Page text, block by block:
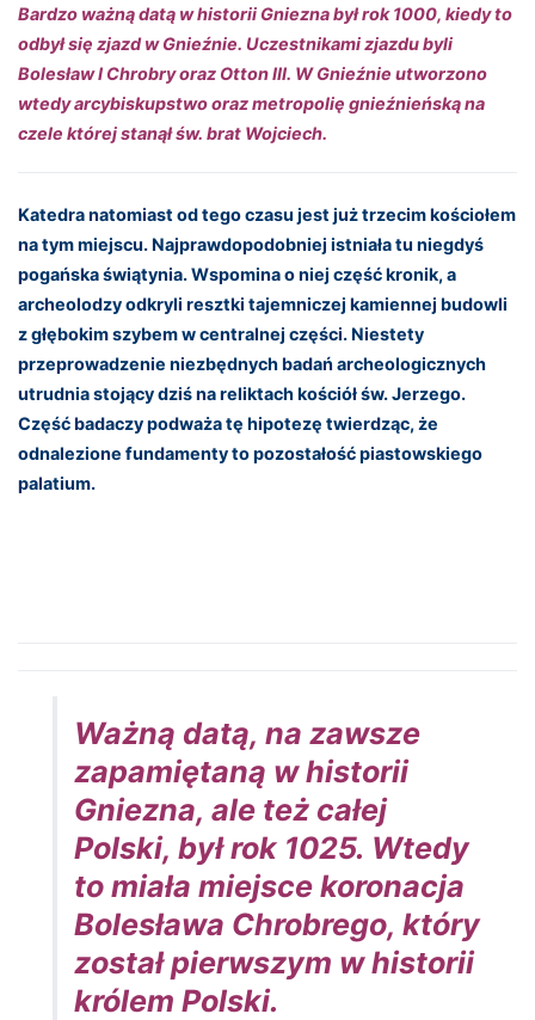
Bardzo ważną datą w historii Gniezna był rok 1000, kiedy to
odbył się zjazd w Gnieźnie. Uczestnikami zjazdu byli
Bolesław I Chrobry oraz Otton III. W Gnieźnie utworzono
wtedy arcybiskupstwo oraz metropolię gnieźnieńską na
czele której stanął św. brat Wojciech.
Katedra natomiast od tego czasu jest już trzecim kościołem
na tym miejscu. Najprawdopodobniej istniała tu niegdyś
pogańska świątynia. Wspomina o niej część kronik, a
archeolodzy odkryli resztki tajemniczej kamiennej budowli
z głębokim szybem w centralnej części. Niestety
przeprowadzenie niezbędnych badań archeologicznych
utrudnia stojący dziś na reliktach kościół św. Jerzego.
Część badaczy podważa tę hipotezę twierdząc, że
odnalezione fundamenty to pozostałość piastowskiego
palatium.
Ważną datą, na zawsze
zapamiętaną w historii
Gniezna, ale też całej
Polski, był rok 1025. Wtedy
to miała miejsce koronacja
Bolesława Chrobrego, który
został pierwszym w historii
królem Polski.